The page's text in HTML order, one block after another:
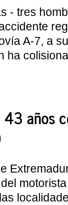
- tres
A-7, a
ha
años